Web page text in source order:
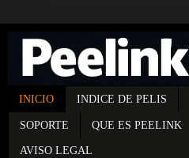
INICIO INDICE DE PELIS
SOPORTE QUE ES PEELINK
AVISO LEGAL